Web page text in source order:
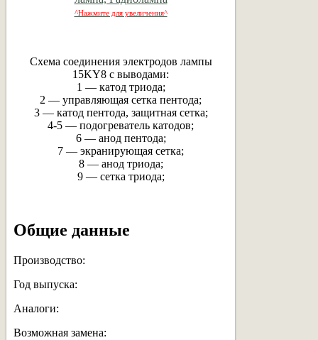
^Нажмите для увеличения^
Схема соединения электродов лампы
15KY8 с выводами:
1 — катод триода;
2 — управляющая сетка пентода;
3 — катод пентода, защитная сетка;
4-5 — подогреватель катодов;
6 — анод пентода;
7 — экранирующая сетка;
8 — анод триода;
9 — сетка триода;
Общие данные
Производство:
Год выпуска:
Аналоги:
Возможная замена: